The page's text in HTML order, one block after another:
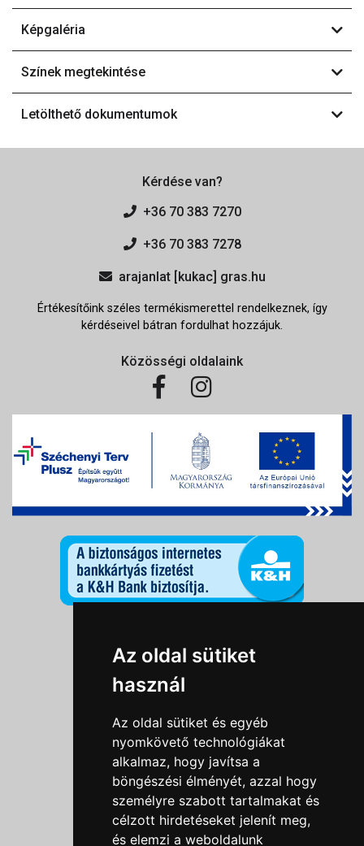
Az oldal sütiket
használ
Az oldal sütiket és egyéb
nyomkövető technológiákat
alkalmaz, hogy javítsa a
böngészési élményét, azzal hogy
személyre szabott tartalmakat és
célzott hirdetéseket jelenít meg,
és elemzi a weboldalunk
Képgaléria
Színek megtekintése
Letölthető dokumentumok
Kérdése van?
+36 70 383 7270
+36 70 383 7278
arajanlat [kukac] gras.hu
Értékesítőink széles termékismerettel rendelkeznek, így
kérdéseivel bátran fordulhat hozzájuk.
Közösségi oldalaink
Információk
Általános szerződési feltételek
Impresszum
Nyereményjáték szabály
Outlet nap nyereményjáték szabályzat
Süti beállítások
Menü